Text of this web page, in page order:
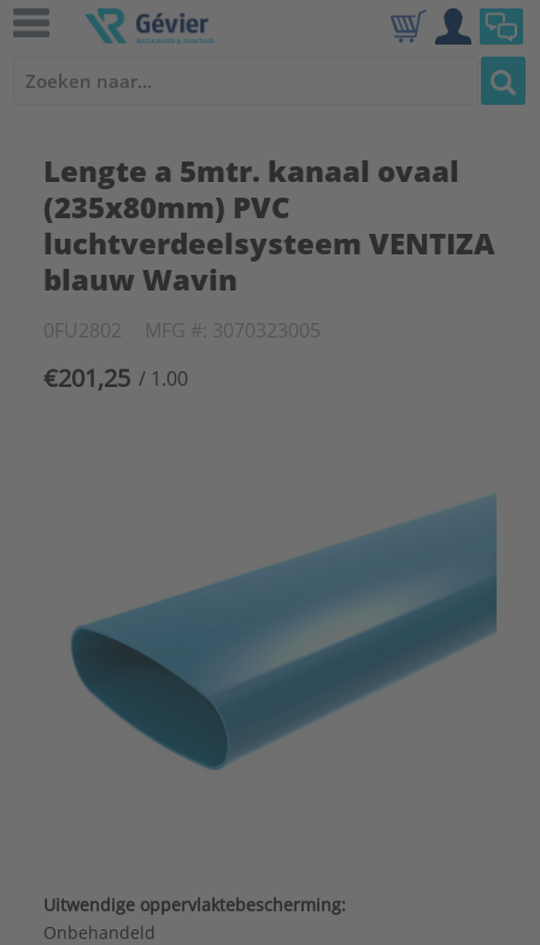
Lengte a 5mtr. kanaal ovaal
(235x80mm) PVC
luchtverdeelsysteem VENTIZA
blauw Wavin
0FU2802 MFG #: 3070323005
€201,25 / 1.00
Uitwendige oppervlaktebescherming:
Onbehandeld